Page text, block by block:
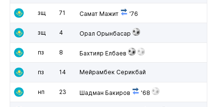
зщ 71 Самат Мажит '76
зщ 4 Орал Орынбасар
пз 8 Бахтияр Елбаев
пз 14 Мейрамбек Серикбай
нп 23 Шадман Бакиров '68